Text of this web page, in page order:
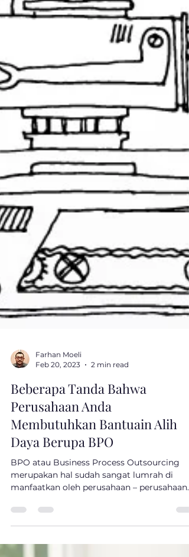
Farhan Moeli
Feb 20, 2023
2 min read
Beberapa Tanda Bahwa
Perusahaan Anda
Membutuhkan Bantuain Alih